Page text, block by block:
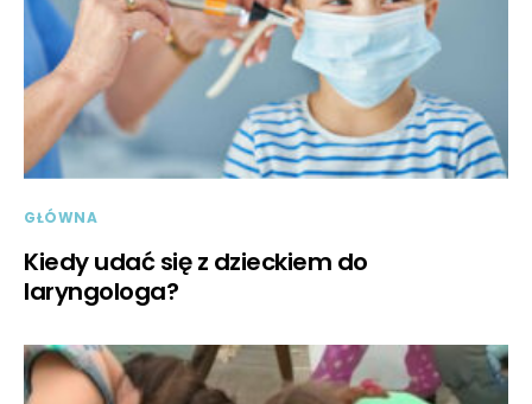
GŁÓWNA
Kiedy udać się z dzieckiem do
laryngologa?